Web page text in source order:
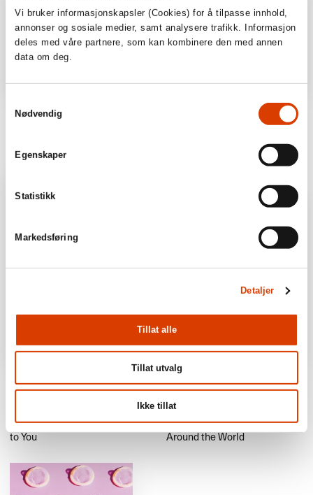
Vi bruker informasjonskapsler (Cookies) for å tilpasse innhold,
annonser og sosiale medier, samt analysere trafikk. Informasjon
deles med våre partnere, som kan kombinere den med annen
data om deg.
Nødvendig
Egenskaper
Statistikk
Markedsføring
Detaljer
Tillat alle
Tillat utvalg
Ikke tillat
Strange Happenings at Wild
Pernille Tufte Radeid,
Jannicke Hansen (ill.)
Unsolved Mysteries from
Lilleeng (ill.)
Evolution of Life from Bacteria
to You
Andreas Tjernshaugen,
Sigbjørn Lilleeng (ill.)
Death-Defying Journeys: The
Fantastic Tale of Migratory
Birds That Fly Half-Way
Around the World